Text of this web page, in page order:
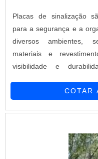
ajustam a sua
uma empresa que tem
positiva no mercado
faz onde garante uma
ponta a ponta.
Placas de sinalização
para a segurança e a
diversos ambientes,
materiais e
visibilidade e
COTAR